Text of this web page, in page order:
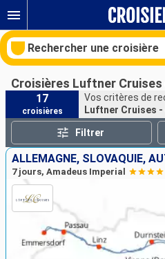
Rechercher une croisière
Nos destinations
Mois de départ
Ports
Croisières Luftner
17
croisières
Vos critères de
Luftner Cruises -
Filtrer
ALLEMAGNE, SLOVAQUIE,
7 jours, Amadeus Imperial